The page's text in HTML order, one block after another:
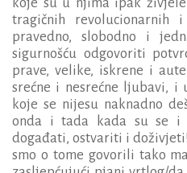
tragičnih
pravedno, slobodno i
sigurnošću odgovoriti
prave, velike, iskrene i
srećne i nesrećne ljubavi, i
koje se nijesu naknadno
onda i tada kada su se
događati, ostvariti i doživjeti!
smo o tome govorili tako